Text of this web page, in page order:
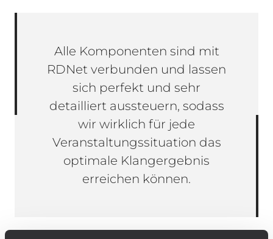
Alle Komponenten sind mit
RDNet verbunden und lassen
sich perfekt und sehr
detailliert aussteuern, sodass
wir wirklich für jede
Veranstaltungssituation das
optimale Klangergebnis
erreichen können.